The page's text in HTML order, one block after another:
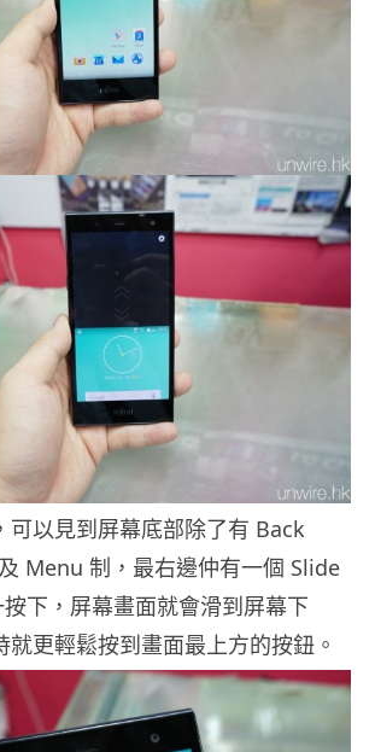
以見到屏幕底部除了有 Back
Menu 制，最右邊仲有一個 Slide
下，屏幕畫面就會滑到屏幕下
就更輕鬆按到畫面最上方的按鈕。